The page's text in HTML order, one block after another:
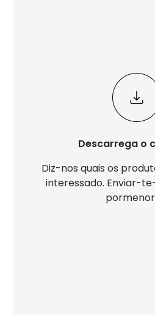
Descarrega o
Diz-nos quais os
interessado. Enviar-